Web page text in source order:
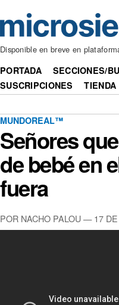
Disponible en breve en
PORTADA SECCIONES/
SUSCRIPCIONES
TIENDA
MUNDOREAL™
Señores
de bebé en
fuera
POR NACHO PALOU —17